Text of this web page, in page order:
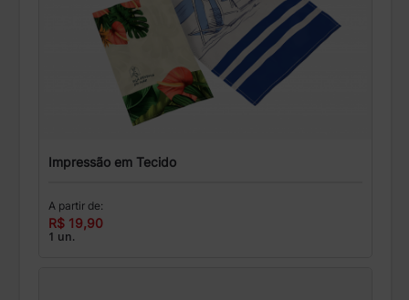
Impressão em Tecido
A partir de:
R$ 19,90
1 un.